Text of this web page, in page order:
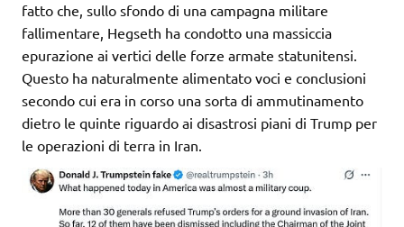
fatto che, sullo sfondo di una campagna militare
fallimentare, Hegseth ha condotto una massiccia
epurazione ai vertici delle forze armate statunitensi.
Questo ha naturalmente alimentato voci e conclusioni
secondo cui era in corso una sorta di ammutinamento
dietro le quinte riguardo ai disastrosi piani di Trump per
le operazioni di terra in Iran.